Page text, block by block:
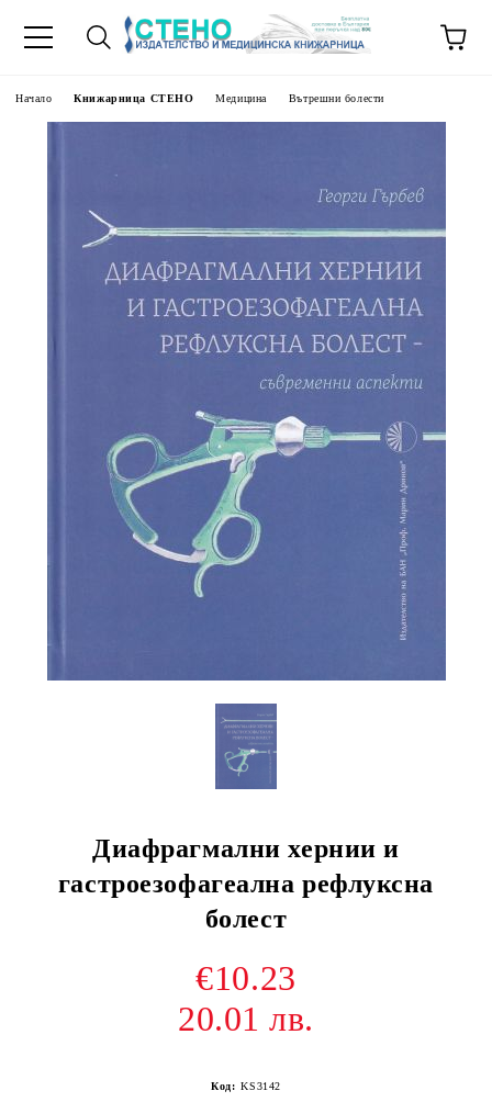
Начало Книжарница СТЕНО Медицина Вътрешни болести
Диафрагмални хернии и
гастроезофагеална рефлуксна
болест
€10.23
20.01 лв.
Код: KS3142